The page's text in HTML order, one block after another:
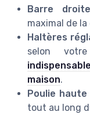
Barre
maximal de
Haltères
selon
maison.
Poulie haute
tout au long